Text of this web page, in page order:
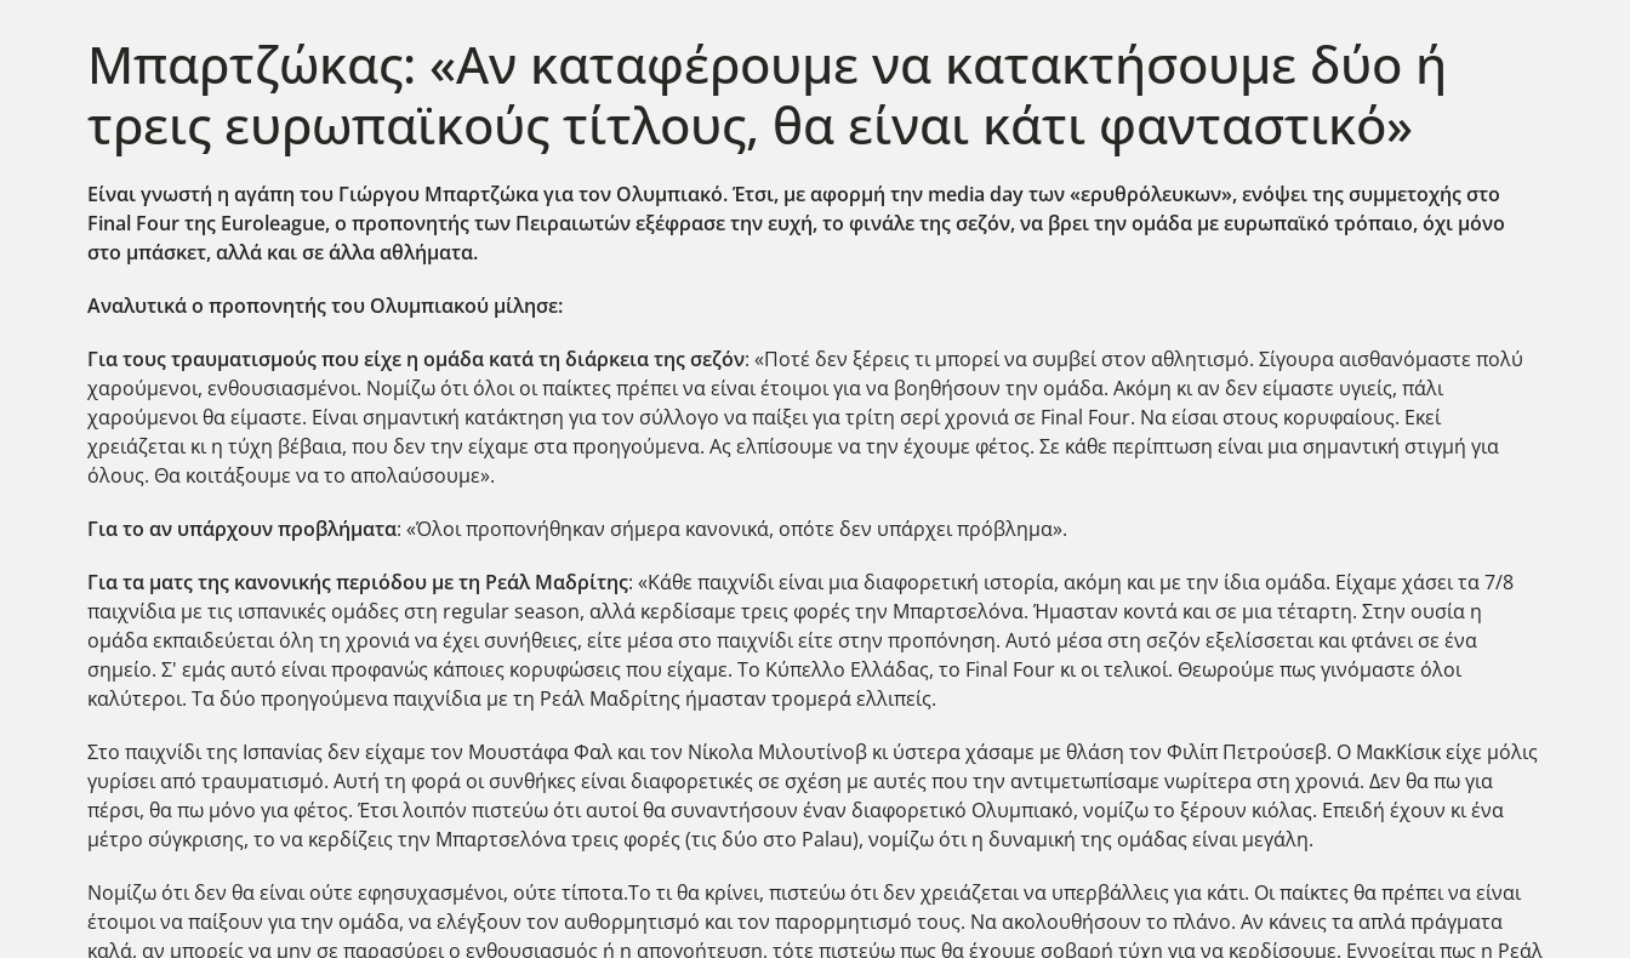
Μπαρτζώκας: «Αν καταφέρουμε να κατακτήσουμε δύο ή
τρεις ευρωπαϊκούς τίτλους, θα είναι κάτι φανταστικό»
Είναι γνωστή η αγάπη του Γιώργου Μπαρτζώκα για τον Ολυμπιακό. Έτσι, με αφορμή την media dayτων «ερυθρόλευκων», ενόψει της συμμετοχής στο
Final Fourτης Euroleague, ο προπονητής των Πειραιωτών εξέφρασε την ευχή, το φινάλε της σεζόν, να βρει την ομάδα με ευρωπαϊκό τρόπαιο, όχι μόνο
στο μπάσκετ, αλλά και σε άλλα αθλήματα.
Αναλυτικά ο προπονητής του Ολυμπιακού μίλησε:
Για τους τραυματισμούς που είχε η ομάδα κατά τη διάρκεια της σεζόν: «Ποτέ δεν ξέρεις τι μπορεί να συμβεί στον αθλητισμό. Σίγουρα αισθανόμαστε πολύ
χαρούμενοι, ενθουσιασμένοι. Νομίζω ότι όλοι οι παίκτες πρέπει να είναι έτοιμοι για να βοηθήσουν την ομάδα. Ακόμη κι αν δεν είμαστε υγιείς, πάλι
χαρούμενοι θα είμαστε. Είναι σημαντική κατάκτηση για τον σύλλογο να παίξει για τρίτη σερί χρονιά σε Final Four. Να είσαι στους κορυφαίους. Εκεί
χρειάζεται κι η τύχη βέβαια, που δεν την είχαμε στα προηγούμενα. Ας ελπίσουμε να την έχουμε φέτος. Σε κάθε περίπτωση είναι μια σημαντική στιγμή για
όλους. Θα κοιτάξουμε να το απολαύσουμε».
Για το αν υπάρχουν προβλήματα: «Όλοι προπονήθηκαν σήμερα κανονικά, οπότε δεν υπάρχει πρόβλημα».
Για τα ματς της κανονικής περιόδου με τη Ρεάλ Μαδρίτης: «Κάθε παιχνίδι είναι μια διαφορετική ιστορία, ακόμη και με την ίδια ομάδα. Είχαμε χάσει τα 7/8
παιχνίδια με τις ισπανικές ομάδες στη regular season, αλλά κερδίσαμε τρεις φορές την Μπαρτσελόνα. Ήμασταν κοντά και σε μια τέταρτη. Στην ουσία η
ομάδα εκπαιδεύεται όλη τη χρονιά να έχει συνήθειες, είτε μέσα στο παιχνίδι είτε στην προπόνηση. Αυτό μέσα στη σεζόν εξελίσσεται και φτάνει σε ένα
σημείο. Σ' εμάς αυτό είναι προφανώς κάποιες κορυφώσεις που είχαμε. Το Κύπελλο Ελλάδας, το Final Four κι οι τελικοί. Θεωρούμε πως γινόμαστε όλοι
καλύτεροι. Τα δύο προηγούμενα παιχνίδια με τη Ρεάλ Μαδρίτης ήμασταν τρομερά ελλιπείς.
Στο παιχνίδι της Ισπανίας δεν είχαμε τον Μουστάφα Φαλ και τον Νίκολα Μιλουτίνοβ κι ύστερα χάσαμε με θλάση τον Φιλίπ Πετρούσεβ. Ο ΜακΚίσικ είχε μόλις
γυρίσει από τραυματισμό. Αυτή τη φορά οι συνθήκες είναι διαφορετικές σε σχέση με αυτές που την αντιμετωπίσαμε νωρίτερα στη χρονιά. Δεν θα πω για
πέρσι, θα πω μόνο για φέτος. Έτσι λοιπόν πιστεύω ότι αυτοί θα συναντήσουν έναν διαφορετικό Ολυμπιακό, νομίζω το ξέρουν κιόλας. Επειδή έχουν κι ένα
μέτρο σύγκρισης, το να κερδίζεις την Μπαρτσελόνα τρεις φορές (τις δύο στο Palau), νομίζω ότι η δυναμική της ομάδας είναι μεγάλη.
Νομίζω ότι δεν θα είναι ούτε εφησυχασμένοι, ούτε τίποτα.Το τι θα κρίνει, πιστεύω ότι δεν χρειάζεται να υπερβάλλεις για κάτι. Οι παίκτες θα πρέπει να είναι
έτοιμοι να παίξουν για την ομάδα, να ελέγξουν τον αυθορμητισμό και τον παρορμητισμό τους. Να ακολουθήσουν το πλάνο. Αν κάνεις τα απλά πράγματα
καλά, αν μπορείς να μην σε παρασύρει ο ενθουσιασμός ή η απογοήτευση, τότε πιστεύω πως θα έχουμε σοβαρή τύχη για να κερδίσουμε. Εννοείται πως η Ρεάλ